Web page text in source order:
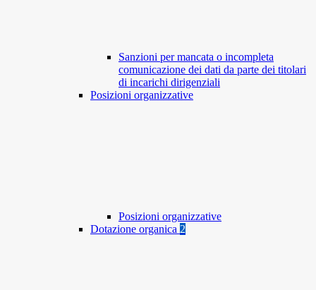
Sanzioni per mancata o incompleta
comunicazione dei dati da parte dei titolari
di incarichi dirigenziali
Posizioni organizzative
Posizioni organizzative
Dotazione organica 2